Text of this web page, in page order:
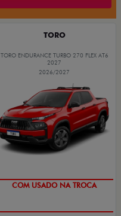
TORO
TORO ENDURANCE TURBO 270 FLEX AT6
2027
2026/2027
COM USADO NA TROCA